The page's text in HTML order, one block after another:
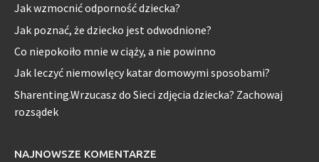
Jak wzmocnić odporność dziecka?
Jak poznać, że dziecko jest odwodnione?
Co niepokoiło mnie w ciąży, a nie powinno
Jak leczyć niemowlęcy katar domowymi sposobami?
Sharenting.Wrzucasz do Sieci zdjęcia dziecka? Zachowaj
rozsądek
NAJNOWSZE KOMENTARZE